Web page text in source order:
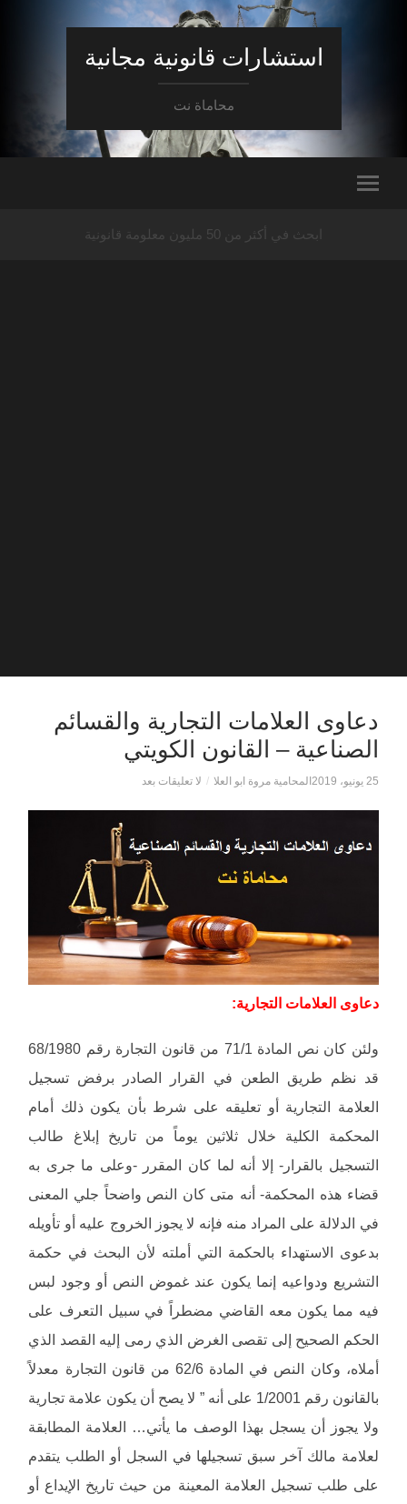
استشارات قانونية مجانية
محاماة نت
ابحث في أكثر من 50 مليون معلومة قانونية
دعاوى العلامات التجارية والقسائم
الصناعية – القانون الكويتي
25 يونيو، 2019 المحامية مروة ابو العلا / لا تعليقات بعد
دعاوى العلامات التجارية:
ولئن كان نص المادة 71/1 من قانون التجارة رقم 68/1980
قد نظم طريق الطعن في القرار الصادر برفض تسجيل
العلامة التجارية أو تعليقه على شرط بأن يكون ذلك أمام
المحكمة الكلية خلال ثلاثين يوماً من تاريخ إبلاغ طالب
التسجيل بالقرار- إلا أنه لما كان المقرر -وعلى ما جرى به
قضاء هذه المحكمة- أنه متى كان النص واضحاً جلي المعنى
في الدلالة على المراد منه فإنه لا يجوز الخروج عليه أو تأويله
بدعوى الاستهداء بالحكمة التي أملته لأن البحث في حكمة
التشريع ودواعيه إنما يكون عند غموض النص أو وجود لبس
فيه مما يكون معه القاضي مضطراً في سبيل التعرف على
الحكم الصحيح إلى تقصى الغرض الذي رمى إليه القصد الذي
أملاه، وكان النص في المادة 62/6 من قانون التجارة معدلاً
بالقانون رقم 1/2001 على أنه ” لا يصح أن يكون علامة تجارية
ولا يجوز أن يسجل بهذا الوصف ما يأتي… العلامة المطابقة
لعلامة مالك آخر سبق تسجيلها في السجل أو الطلب يتقدم
على طلب تسجيل العلامة المعينة من حيث تاريخ الإيداع أو